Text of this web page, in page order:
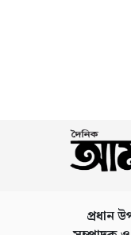
আর্থিক
সার্কুলারও জারি
লোন আসলে কী, এটি
কী ধরনের সুবিধা
একটি ঋণসেবা,
প্রধান